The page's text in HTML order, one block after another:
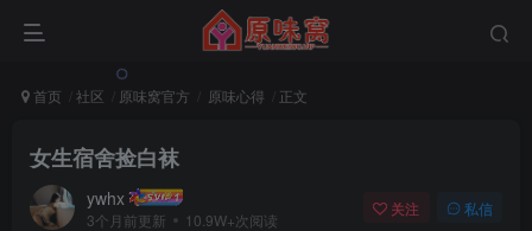
首页 社区 原味窝官方 原味心得 正文
女生宿舍捡白袜
ywhx
3个月前更新 10.9W+次阅读
关注 私信